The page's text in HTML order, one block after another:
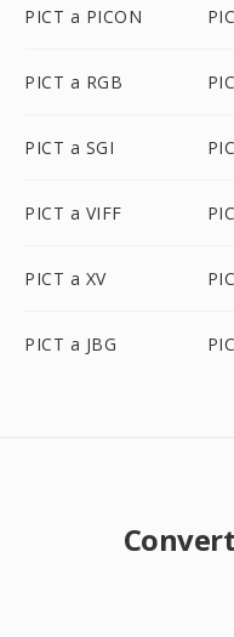
PICT a PICON
PICT a RGB
PICT a SGI
PICT a VIFF
PICT a XV
PICT a JBG